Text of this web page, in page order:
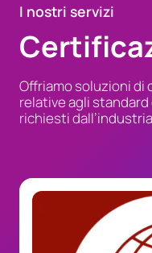
I nostri servizi
Offriamo soluzioni
relative agli
richiesti